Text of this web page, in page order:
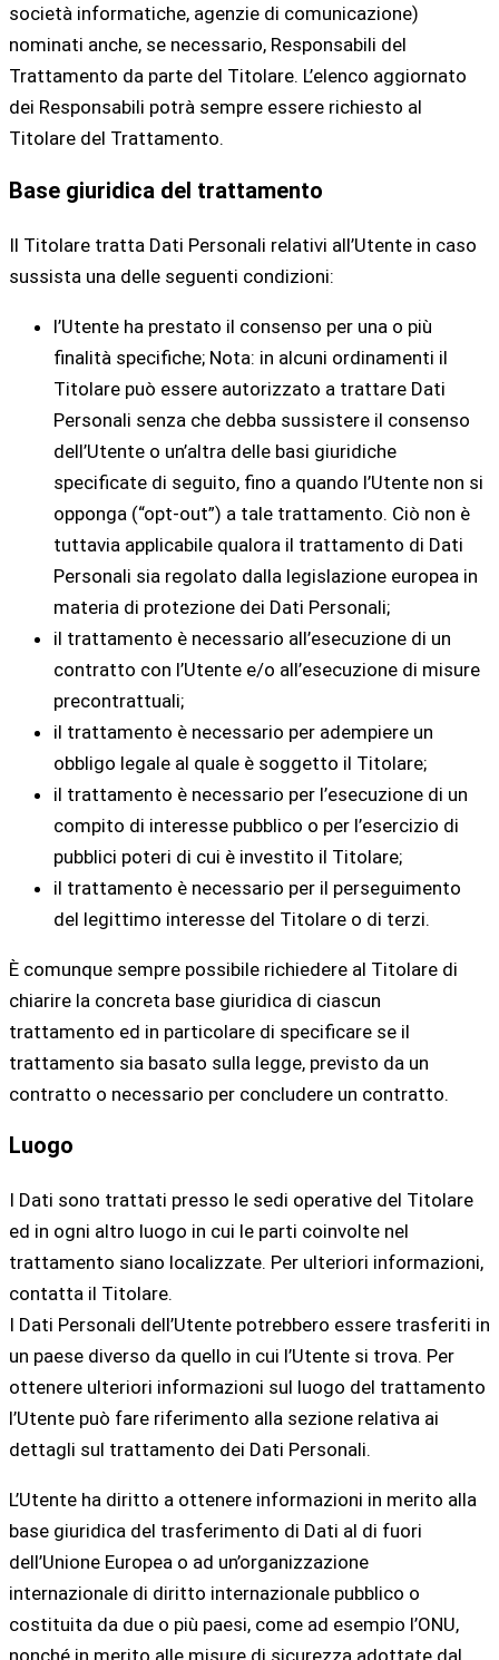
società informatiche, agenzie di comunicazione)
nominati anche, se necessario, Responsabili del
Trattamento da parte del Titolare. L’elenco aggiornato
dei Responsabili potrà sempre essere richiesto al
Titolare del Trattamento.
Base giuridica del trattamento
Il Titolare tratta Dati Personali relativi all’Utente in caso
sussista una delle seguenti condizioni:
l’Utente ha prestato il consenso per una o più
finalità specifiche; Nota: in alcuni ordinamenti il
Titolare può essere autorizzato a trattare Dati
Personali senza che debba sussistere il consenso
dell’Utente o un’altra delle basi giuridiche
specificate di seguito, fino a quando l’Utente non si
opponga (“opt-out”) a tale trattamento. Ciò non è
tuttavia applicabile qualora il trattamento di Dati
Personali sia regolato dalla legislazione europea in
materia di protezione dei Dati Personali;
il trattamento è necessario all’esecuzione di un
contratto con l’Utente e/o all’esecuzione di misure
precontrattuali;
il trattamento è necessario per adempiere un
obbligo legale al quale è soggetto il Titolare;
il trattamento è necessario per l’esecuzione di un
compito di interesse pubblico o per l’esercizio di
pubblici poteri di cui è investito il Titolare;
il trattamento è necessario per il perseguimento
del legittimo interesse del Titolare o di terzi.
È comunque sempre possibile richiedere al Titolare di
chiarire la concreta base giuridica di ciascun
trattamento ed in particolare di specificare se il
trattamento sia basato sulla legge, previsto da un
contratto o necessario per concludere un contratto.
Luogo
I Dati sono trattati presso le sedi operative del Titolare
ed in ogni altro luogo in cui le parti coinvolte nel
trattamento siano localizzate. Per ulteriori informazioni,
contatta il Titolare.
I Dati Personali dell’Utente potrebbero essere trasferiti in
un paese diverso da quello in cui l’Utente si trova. Per
ottenere ulteriori informazioni sul luogo del trattamento
l’Utente può fare riferimento alla sezione relativa ai
dettagli sul trattamento dei Dati Personali.
L’Utente ha diritto a ottenere informazioni in merito alla
base giuridica del trasferimento di Dati al di fuori
dell’Unione Europea o ad un’organizzazione
internazionale di diritto internazionale pubblico o
costituita da due o più paesi, come ad esempio l’ONU,